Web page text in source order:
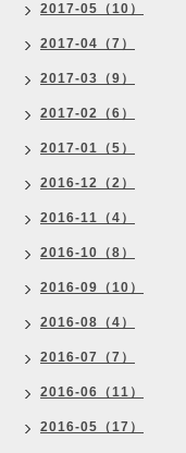
2017-05（10）
2017-04（7）
2017-03（9）
2017-02（6）
2017-01（5）
2016-12（2）
2016-11（4）
2016-10（8）
2016-09（10）
2016-08（4）
2016-07（7）
2016-06（11）
2016-05（17）